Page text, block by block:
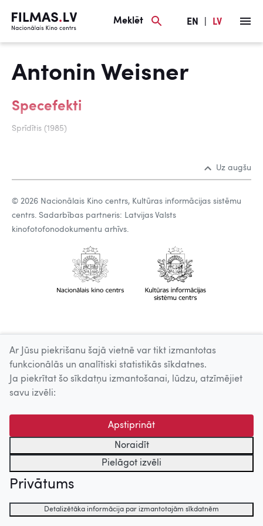
Meklēt EN LV
Antonin Weisner
Specefekti
Sprīdītis (1985)
Uz augšu
© 2026 Nacionālais Kino centrs, Kultūras informācijas sistēmu
centrs. Sadarbības partneris: Latvijas Valsts
kinofotofonodokumentu arhīvs.
Ar Jūsu piekrišanu šajā vietnē var tikt izmantotas
funkcionālās un analītiski statistikās sīkdatnes.
Ja piekrītat šo sīkdatņu izmantošanai, lūdzu, atzīmējiet
savu izvēli:
Apstiprināt
Noraidīt
Pielāgot izvēli
Privātums
Detalizētāka informācija par izmantotajām sīkdatnēm